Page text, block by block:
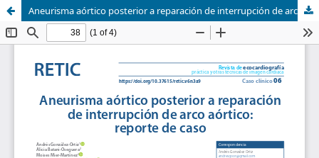
Aneurisma aórtico posterior a reparación de interrupción de arco aórtico